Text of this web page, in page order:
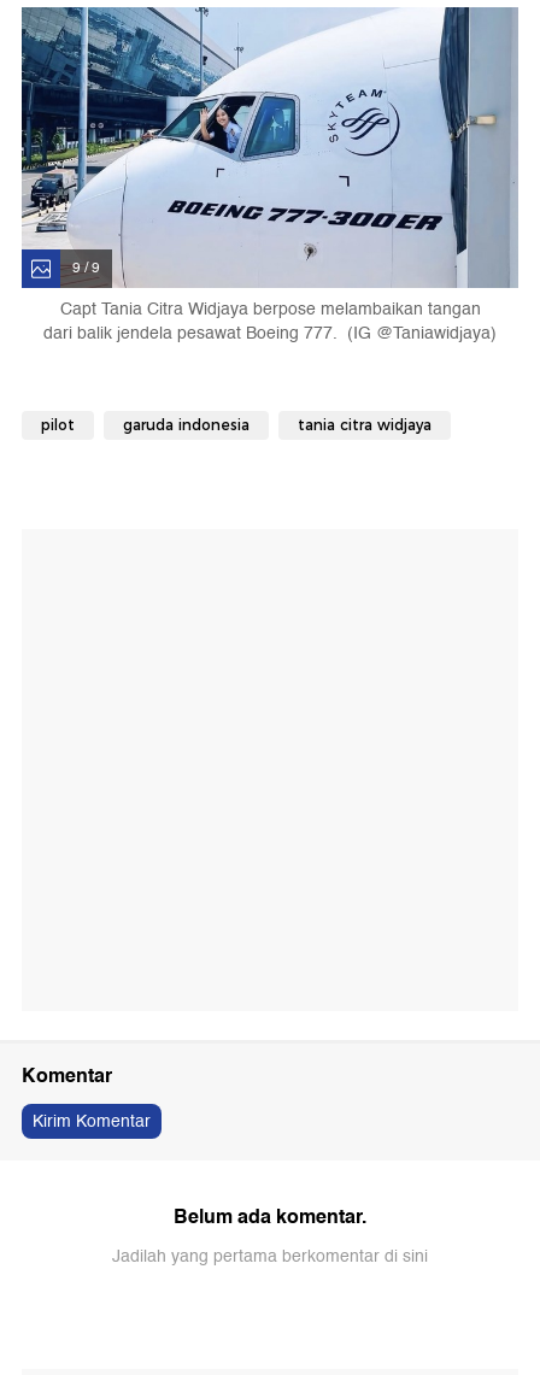
9 / 9
Capt Tania Citra Widjaya berpose melambaikan tangan
dari balik jendela pesawat Boeing 777. (IG @Taniawidjaya)
pilot garuda indonesia tania citra widjaya
Komentar
Kirim Komentar
Belum ada komentar.
Jadilah yang pertama berkomentar di sini